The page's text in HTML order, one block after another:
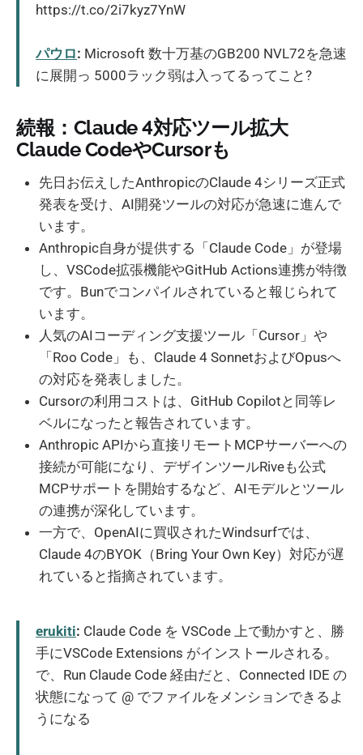
https://t.co/2i7kyz7YnW
パウロ: Microsoft 数十万基のGB200 NVL72を急速
に展開っ 5000ラック弱は入ってるってこと?
続報：Claude 4対応ツール拡大
Claude CodeやCursorも
先日お伝えしたAnthropicのClaude 4シリーズ正式
発表を受け、AI開発ツールの対応が急速に進んで
います。
Anthropic自身が提供する「Claude Code」が登場
し、VSCode拡張機能やGitHub Actions連携が特徴
です。Bunでコンパイルされていると報じられて
います。
人気のAIコーディング支援ツール「Cursor」や
「Roo Code」も、Claude 4 SonnetおよびOpusへ
の対応を発表しました。
Cursorの利用コストは、GitHub Copilotと同等レ
ベルになったと報告されています。
Anthropic APIから直接リモートMCPサーバーへの
接続が可能になり、デザインツールRiveも公式
MCPサポートを開始するなど、AIモデルとツール
の連携が深化しています。
一方で、OpenAIに買収されたWindsurfでは、
Claude 4のBYOK（Bring Your Own Key）対応が遅
れていると指摘されています。
erukiti: Claude Code を VSCode 上で動かすと、勝
手にVSCode Extensions がインストールされる。
で、Run Claude Code 経由だと、Connected IDE の
状態になって @ でファイルをメンションできるよ
うになる